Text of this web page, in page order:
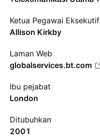
Ketua Pegawai Eksekutif
Allison Kirkby
Laman Web
globalservices.bt.com
Ibu pejabat
London
Ditubuhkan
2001